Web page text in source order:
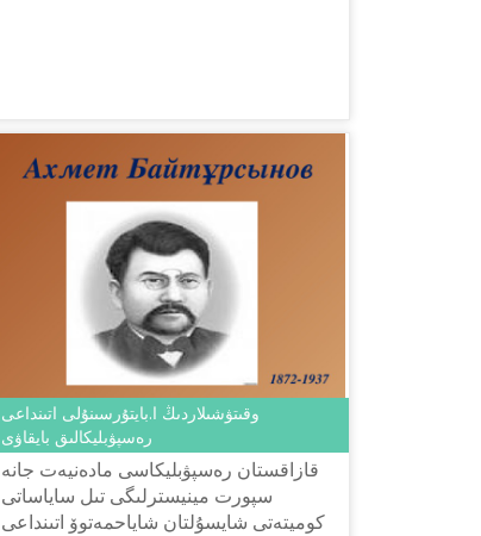
وقىتۋشىلاردىڭ ا.بايتۇرسىنۇلى اتىنداعى
رەسپۋبليكالىق بايقاۋى
قازاقستان رەسپۋبليكاسى مادەنيەت جانە
سپورت مينيسترلىگى تىل ساياساتى
كوميتەتى شايسۇلتان شاياحمەتوۆ اتىنداعى